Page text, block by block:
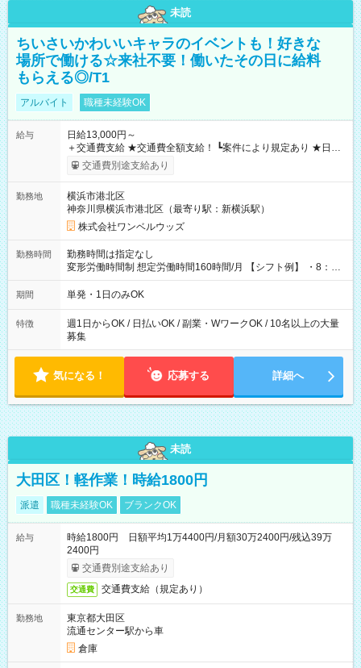
未読
ちいさいかわいいキャラのイベントも！好きな
場所で働ける☆来社不要！働いたその日に給料
もらえる◎/T1
アルバイト 職種未経験OK
給与
日給13,000円～
＋交通費支給 ★交通費全額支給！ ┗案件により規定あり ★日払
いOK！（規定あり） ┗働いたその日に現金GET♪ お仕事後はコ
ンビニATMから 日払い分を引き落とせます！ 【試用期間】試
交通費別途支給あり
勤務地
横浜市港北区
神奈川県横浜市港北区（最寄り駅：新横浜駅）
株式会社ワンベルウッズ
勤務時間
勤務時間は指定なし
変形労働時間制 想定労働時間160時間/月 【シフト例】 ・8：00
～21：00
期間 単発・1日のみOK
特徴
週1日からOK / 日払いOK / 副業・WワークOK / 10名以上の大量
募集
気になる！ 応募する 詳細へ
未読
大田区！軽作業！時給1800円
派遣 職種未経験OK ブランクOK
給与
時給1800円 日額平均1万4400円/月額30万2400円/残込39万
2400円
交通費別途支給あり
交通費 交通費支給（規定あり）
勤務地
東京都大田区
流通センター駅から車
倉庫